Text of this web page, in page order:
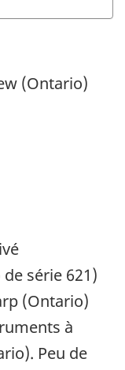
(Ontario)
série 621)
(Ontario)
à
Peu de